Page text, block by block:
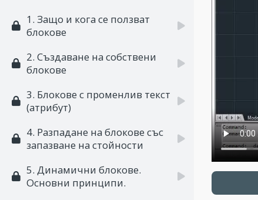
1. Защо и кога се ползват
блокове
2. Създаване на собствени
блокове
3. Блокове с променлив текст
(атрибут)
4. Разпадане на блокове със
запазване на стойности
5. Динамични блокове.
Основни принципи.